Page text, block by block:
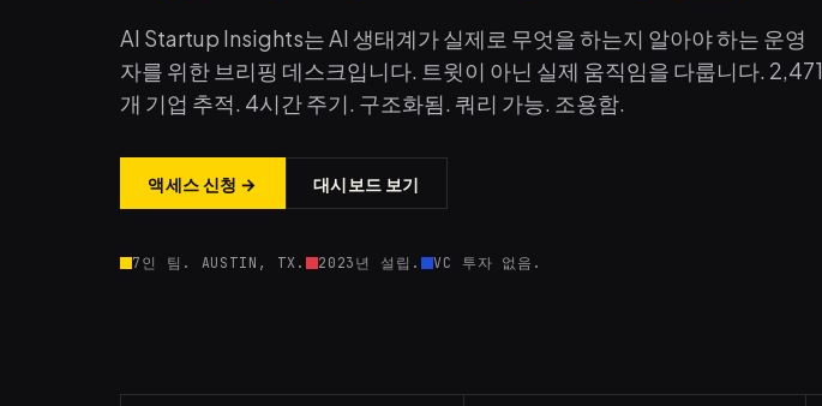
AI Startup Insights는 AI 생태계가 실제로 무엇을 하는지 알아야 하는 운영
자를 위한 브리핑 데스크입니다. 트윗이 아닌 실제 움직임을 다룹니다. 2,471
개 기업 추적. 4시간 주기. 구조화됨. 쿼리 가능. 조용함.
액세스 신청 → 대시보드 보기
7인 팀. AUSTIN, TX. 2023년 설립. VC 투자 없음.